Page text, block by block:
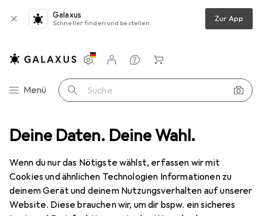
Deine Daten. Deine Wahl.
Wenn du nur das Nötigste wählst, erfassen wir mit
Cookies und ähnlichen Technologien Informationen zu
deinem Gerät und deinem Nutzungsverhalten auf unserer
Website. Diese brauchen wir, um dir bspw. ein sicheres
Galaxus
Schneller finden und bestellen Zur App
Navigation nach Kategorien
Menü Suche
Einstellungen
Kundenkonto
Vergleichslisten
Merklisten
Warenkorb
Funko POP! - Spider-Man - No Way Home: Doctor Strange
4 Bilder